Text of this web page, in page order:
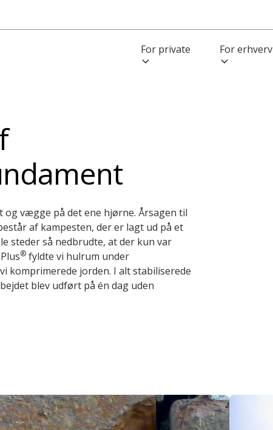
For private For erhverv
vægge på det ene hjørne. Årsagen til
af kampesten, der er lagt ud på et
steder så nedbrudte, at der kun var
® fyldte vi hulrum under
komprimerede jorden. I alt stabiliserede
blev udført på én dag uden